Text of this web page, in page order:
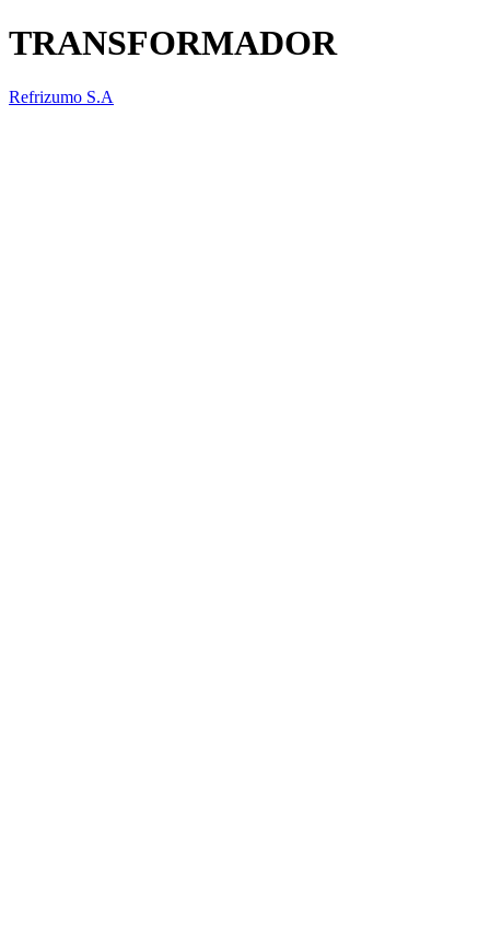
TRANSFORMADOR
Refrizumo S.A